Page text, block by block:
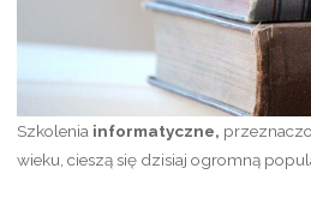
Szkolenia informatyczne,
wieku, cieszą się dzisiaj ogromną